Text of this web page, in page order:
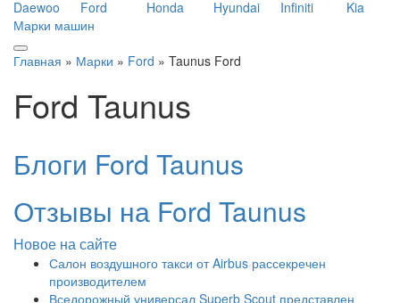
Марки машин
Главная » Марки » Ford » Taunus Ford
Ford Taunus
Блоги Ford Taunus
Отзывы на Ford Taunus
Новое на сайте
Салон воздушного такси от Airbus рассекречен
производителем
Вседорожный универсал Superb Scout представлен